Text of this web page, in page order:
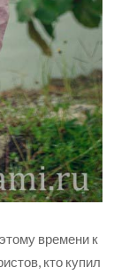
времени к
кто купил